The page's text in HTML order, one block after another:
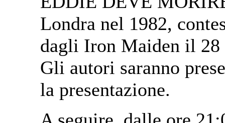
Londra nel 1982,
dagli Iron Maiden il 28
Gli autori saranno
la presentazione.